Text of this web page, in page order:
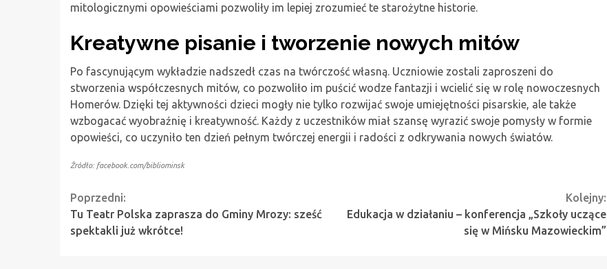
mitologicznymi opowieściami pozwoliły im lepiej zrozumieć te starożytne historie.
Kreatywne pisanie i tworzenie nowych mitów
Po fascynującym wykładzie nadszedł czas na twórczość własną. Uczniowie zostali zaproszeni do
stworzenia współczesnych mitów, co pozwoliło im puścić wodze fantazji i wcielić się w rolę nowoczesnych
Homerów. Dzięki tej aktywności dzieci mogły nie tylko rozwijać swoje umiejętności pisarskie, ale także
wzbogacać wyobraźnię i kreatywność. Każdy z uczestników miał szansę wyrazić swoje pomysły w formie
opowieści, co uczyniło ten dzień pełnym twórczej energii i radości z odkrywania nowych światów.
Źródło: facebook.com/bibliominsk
Continue
Reading
Poprzedni:
Tu Teatr Polska zaprasza do Gminy Mrozy: sześć
spektakli już wkrótce!
Kolejny:
Edukacja w działaniu – konferencja „Szkoły uczące
się w Mińsku Mazowieckim”